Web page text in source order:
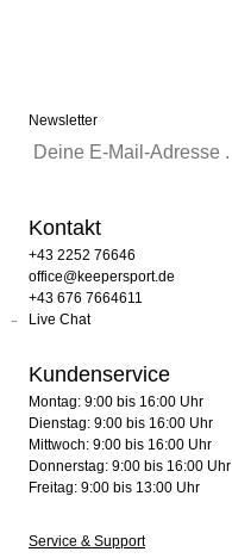
Newsletter
Kontakt
+43 2252 76646
office@keepersport.de
+43 676 7664611
Live Chat
Kundenservice
Montag: 9:00 bis 16:00 Uhr
Dienstag: 9:00 bis 16:00 Uhr
Mittwoch: 9:00 bis 16:00 Uhr
Donnerstag: 9:00 bis 16:00 Uhr
Freitag: 9:00 bis 13:00 Uhr
Service & Support